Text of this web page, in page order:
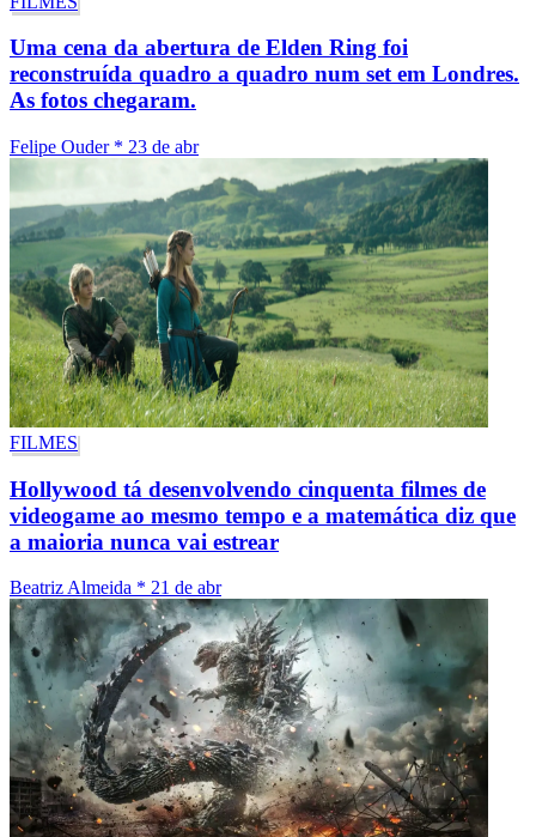
Uma cena da abertura de Elden Ring foi
reconstruída quadro a quadro num set em Londres.
As fotos chegaram.
Felipe Ouder * 23 de abr
FILMES
Hollywood tá desenvolvendo cinquenta filmes de
videogame ao mesmo tempo e a matemática diz que
a maioria nunca vai estrear
Beatriz Almeida * 21 de abr